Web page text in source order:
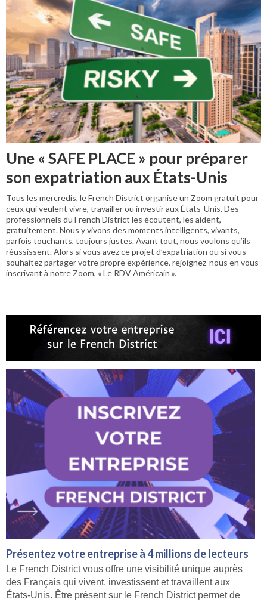
Une « SAFE PLACE » pour préparer
son expatriation aux États-Unis
Tous les mercredis, le French District organise un Zoom gratuit pour
ceux qui veulent vivre, travailler ou investir aux États-Unis. Des
professionnels du French District les écoutent, les aident,
gratuitement. Nous y vivons des moments intelligents, vivants,
parfois touchants, toujours justes. Avant tout, nous voulons qu’ils
réussissent. Alors si vous avez ce projet d’expatriation ou si vous
souhaitez partager votre propre expérience, rejoignez-nous en vous
inscrivant à notre Zoom, « Le RDV Américain ».
Présentez votre entreprise à 4 millions de lecteurs
Le French District vous offre une visibilité unique auprès
des Français qui vivent, investissent et travaillent aux
États-Unis. Être présent sur le French District permet de